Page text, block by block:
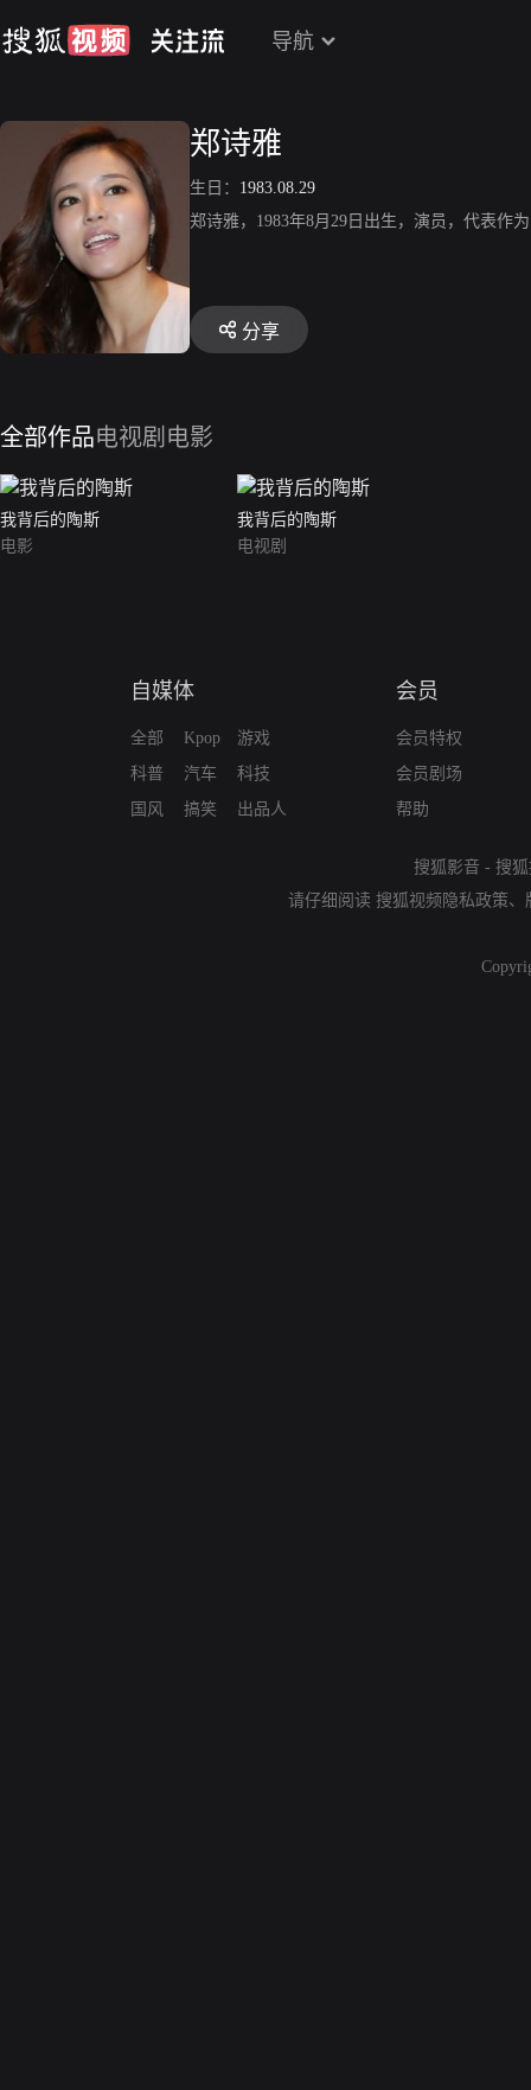
导航
郑诗雅
生日： 1983.08.29
郑诗雅，1983年8月29日出生，演员，代表作
分享
全部作品电视剧 电影
我背后的陶斯
电影
我背后的陶斯
电视剧
自媒体
全部
科普
国风
Kpop
汽车
搞笑
游戏
科技
出品人
会员
会员特权
会员剧场
帮助
搜狐影音 - 搜
请仔细阅读 搜狐视频隐私政策、